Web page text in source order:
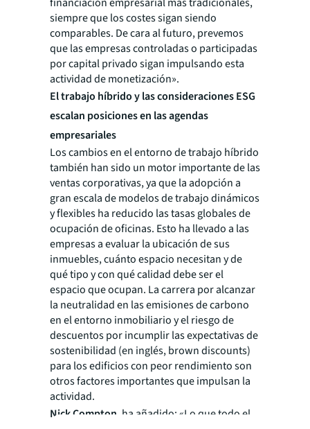
siempre que los costes sigan siendo
comparables. De cara al futuro, prevemos
que las empresas controladas o participadas
por capital privado sigan impulsando esta
actividad de monetización».
El trabajo híbrido y las consideraciones ESG
escalan posiciones en las agendas
empresariales
Los cambios en el entorno de trabajo híbrido
también han sido un motor importante de las
ventas corporativas, ya que la adopción a
gran escala de modelos de trabajo dinámicos
y flexibles ha reducido las tasas globales de
ocupación de oficinas. Esto ha llevado a las
empresas a evaluar la ubicación de sus
inmuebles, cuánto espacio necesitan y de
qué tipo y con qué calidad debe ser el
espacio que ocupan. La carrera por alcanzar
la neutralidad en las emisiones de carbono
en el entorno inmobiliario y el riesgo de
descuentos por incumplir las expectativas de
sostenibilidad (en inglés, brown discounts)
para los edificios con peor rendimiento son
otros factores importantes que impulsan la
actividad.
Nick Compton, ha añadido:«Lo que todo el